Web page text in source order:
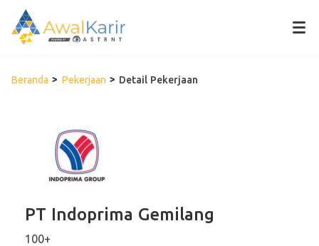
Beranda Pekerjaan Detail Pekerjaan
PT Indoprima Gemilang
100+